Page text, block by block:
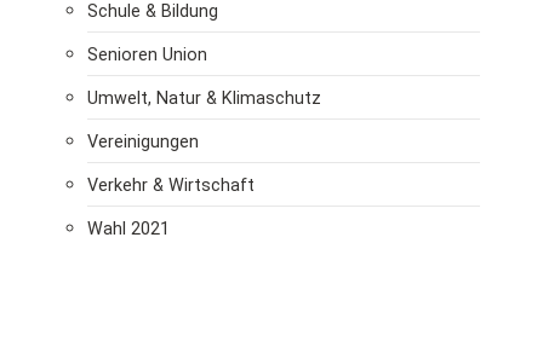
Schule & Bildung
Senioren Union
Umwelt, Natur & Klimaschutz
Vereinigungen
Verkehr & Wirtschaft
Wahl 2021